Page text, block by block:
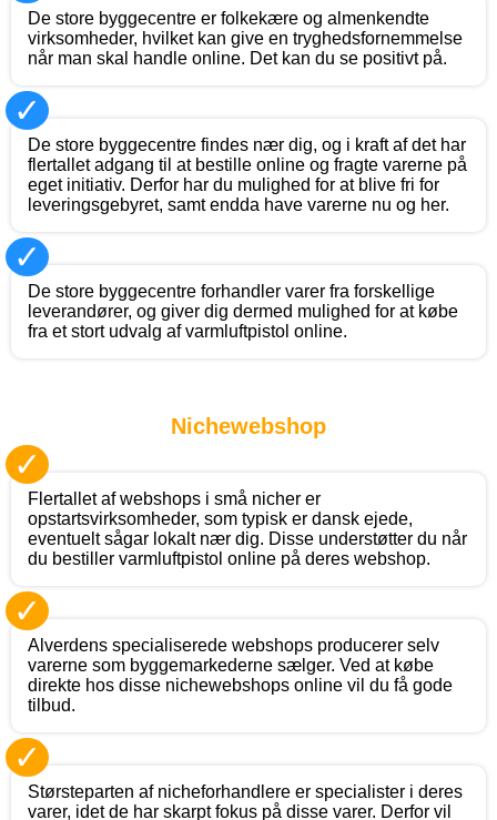
De store byggecentre er folkekære og almenkendte
virksomheder, hvilket kan give en tryghedsfornemmelse
når man skal handle online. Det kan du se positivt på.
✓
De store byggecentre findes nær dig, og i kraft af det har
flertallet adgang til at bestille online og fragte varerne på
eget initiativ. Derfor har du mulighed for at blive fri for
leveringsgebyret, samt endda have varerne nu og her.
✓
De store byggecentre forhandler varer fra forskellige
leverandører, og giver dig dermed mulighed for at købe
fra et stort udvalg af varmluftpistol online.
Nichewebshop
✓
Flertallet af webshops i små nicher er
opstartsvirksomheder, som typisk er dansk ejede,
eventuelt sågar lokalt nær dig. Disse understøtter du når
du bestiller varmluftpistol online på deres webshop.
✓
Alverdens specialiserede webshops producerer selv
varerne som byggemarkederne sælger. Ved at købe
direkte hos disse nichewebshops online vil du få gode
tilbud.
✓
Størsteparten af nicheforhandlere er specialister i deres
varer, idet de har skarpt fokus på disse varer. Derfor vil